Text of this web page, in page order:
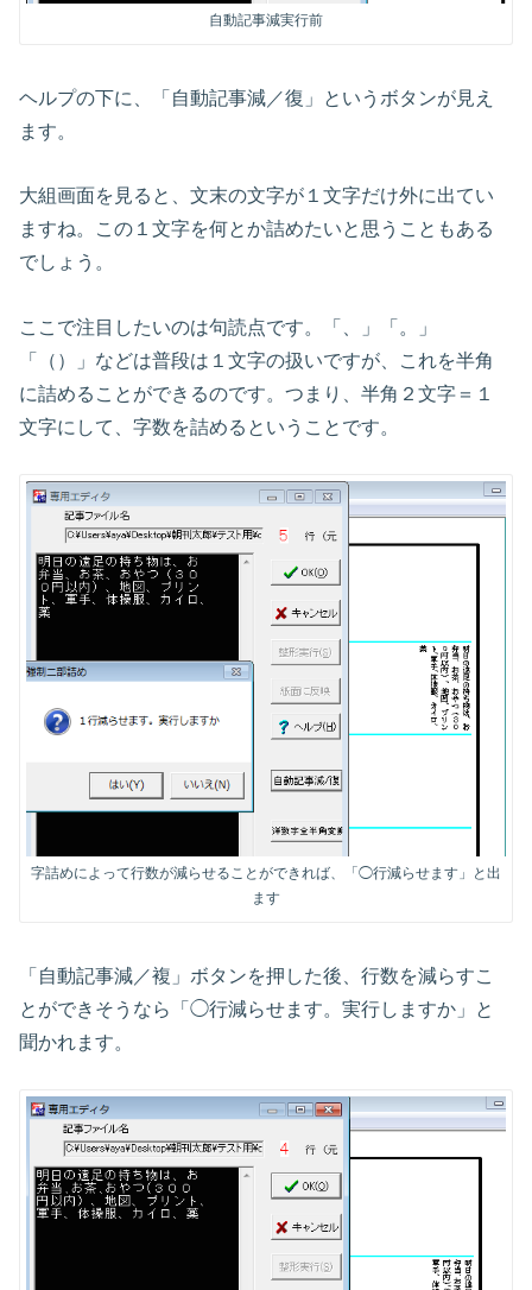
自動記事減実行前
ヘルプの下に、「自動記事減／復」というボタンが見え
ます。
大組画面を見ると、文末の文字が１文字だけ外に出てい
ますね。この１文字を何とか詰めたいと思うこともある
でしょう。
ここで注目したいのは句読点です。「、」「。」
「（）」などは普段は１文字の扱いですが、これを半角
に詰めることができるのです。つまり、半角２文字＝１
文字にして、字数を詰めるということです。
字詰めによって行数が減らせることができれば、「◯行減らせます」と出
ます
「自動記事減／複」ボタンを押した後、行数を減らすこ
とができそうなら「◯行減らせます。実行しますか」と
聞かれます。